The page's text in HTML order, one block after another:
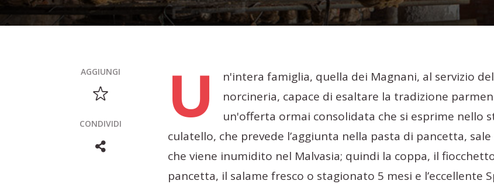
AGGIUNGI
CONDIVIDI U
n'intera famiglia, quella dei Magnani, al servizio
norcineria, capace di esaltare la tradizione
un'offerta ormai consolidata che si esprime nello
culatello, che prevede l’aggiunta nella pasta di pancetta, sale
che viene inumidito nel Malvasia; quindi la coppa, il
pancetta, il salame fresco o stagionato 5 mesi e l’eccellente